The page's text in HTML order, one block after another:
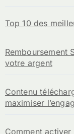
Top 10 des
Remboursement
votre argent
Contenu
maximiser
Comment activer